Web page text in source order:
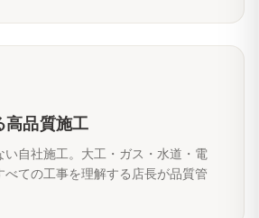
高品質施工
い自社施工。大工・ガス・水道・電
ての工事を理解する店長が品質管